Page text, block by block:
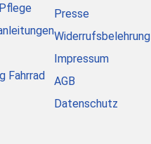
Fahrrad
Presse
Widerrufsbelehrung
Impressum
AGB
Datenschutz